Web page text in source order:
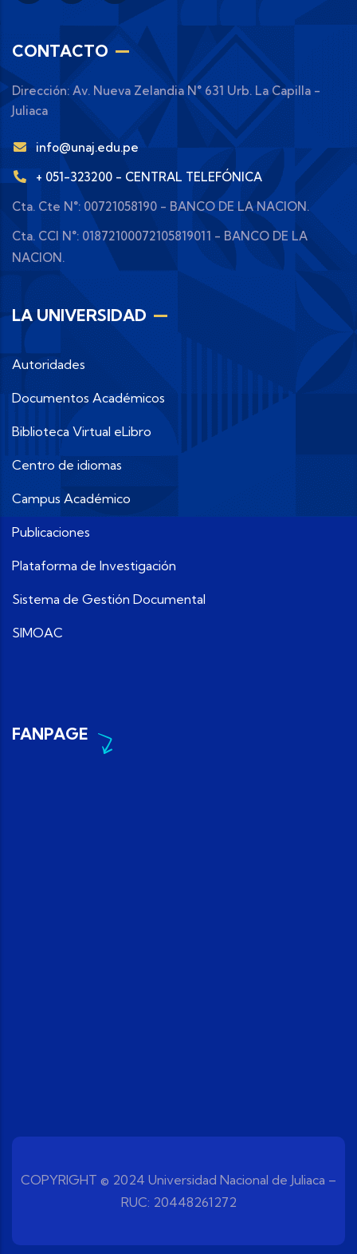
CONTACTO
Dirección: Av. Nueva Zelandia N° 631 Urb. La Capilla -
Juliaca
info@unaj.edu.pe
+ 051-323200 - CENTRAL TELEFÓNICA
Cta. Cte N°: 00721058190 - BANCO DE LA NACION.
Cta. CCI N°: 01872100072105819011 - BANCO DE LA
NACION.
LA UNIVERSIDAD
Autoridades
Documentos Académicos
Biblioteca Virtual eLibro
Centro de idiomas
Campus Académico
Publicaciones
Plataforma de Investigación
Sistema de Gestión Documental
SIMOAC
FANPAGE
COPYRIGHT © 2024 Universidad Nacional de Juliaca –
RUC: 20448261272